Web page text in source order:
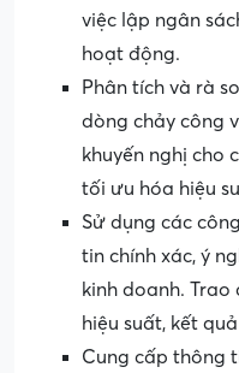
việc lập ngân
hoạt động.
Phân tích và rà
dòng chảy công
khuyến nghị cho
tối ưu hóa hiệu
Sử dụng các
tin chính xác, ý
kinh doanh.
hiệu suất, kết
Cung cấp thông